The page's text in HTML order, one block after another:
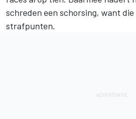
schreden een schorsing, want
strafpunten.